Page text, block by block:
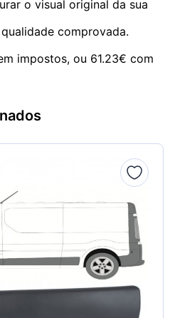
o visual original da sua
comprovada.
impostos, ou 61.23€ com